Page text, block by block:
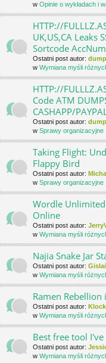
w Opinie o wykładach i
HTTP://
UK,US,CA Leaks
Sortcode
Ostatni post autor:
w Wymiana myśli
HTTP://
Code ATM
CASHAPP/
Ostatni post autor:
w Sprawy organizacyjne
Taking Flight:
Flappy Bird
Ostatni post autor:
w Sprawy organizacyjne
Wordle Unlimited
Online
Ostatni post autor:
w Wymiana myśli
Najia Snake Jar
Ostatni post autor:
w Wymiana myśli
Ramen
Ostatni post autor: Klock
w Wymiana myśli
Best free tool
Ostatni post autor:
w Wymiana myśli